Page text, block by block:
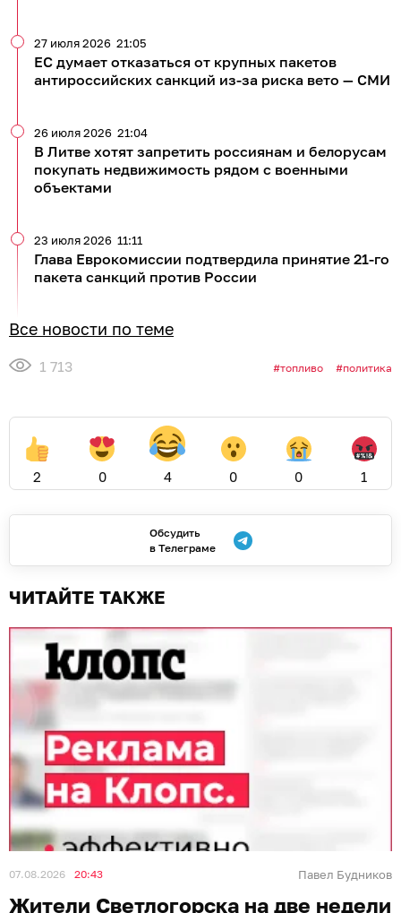
ЕС думает отказаться от крупных пакетов
антироссийских санкций из-за риска вето — СМИ
27 июля 2026 21:05
В Литве хотят запретить россиянам и белорусам
покупать недвижимость рядом с военными
объектами
26 июля 2026 21:04
Глава Еврокомиссии подтвердила принятие 21-го
пакета санкций против России
23 июля 2026 11:11
Все новости по теме
1 713 топливо политика
2 0 4 0 0 1
Обсудить
в Телеграме
ЧИТАЙТЕ ТАКЖЕ
07.08.2026 20:43 Павел Будников
Жители Светлогорска на две недели